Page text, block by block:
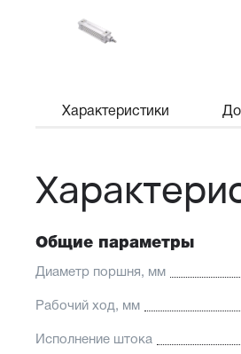
Характеристики
Общие параметры
Диаметр поршня, мм
Рабочий ход, мм
Исполнение штока